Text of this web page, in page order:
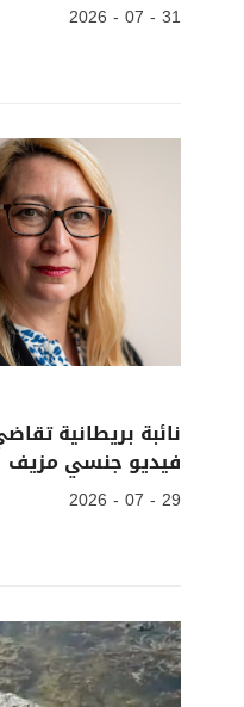
31 - 07 - 2026
نائبة بريطانية
فيديو جنسي مزيف
29 - 07 - 2026